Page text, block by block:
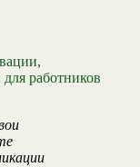
работников